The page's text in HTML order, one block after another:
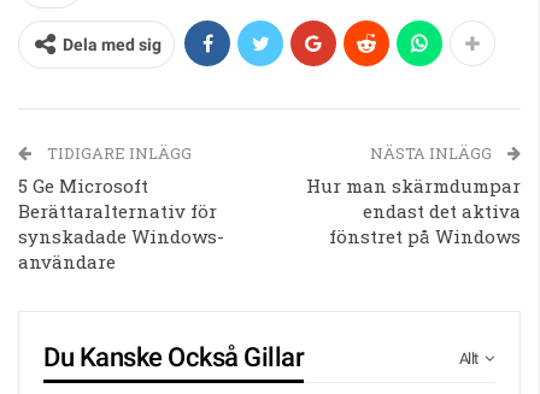
Dela med sig
TIDIGARE INLÄGG
5 Ge Microsoft
Berättaralternativ för
synskadade Windows-
användare
NÄSTA INLÄGG
Hur man skärmdumpar
endast det aktiva
fönstret på Windows
Allt
Du Kanske Också Gillar